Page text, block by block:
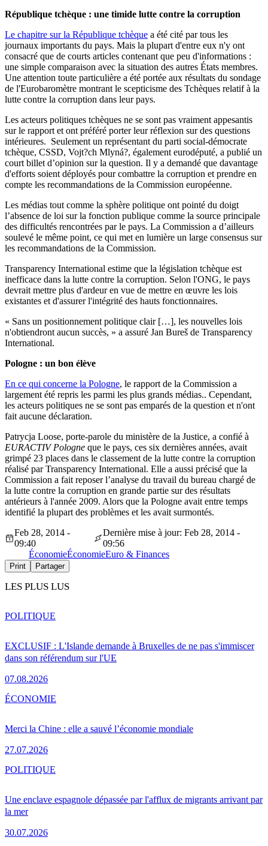
République tchèque : une timide lutte contre la corruption
Le chapitre sur la République tchèque a été cité par tous les
journaux importants du pays. Mais la plupart d'entre eux n'y ont
consacré que de courts articles contenant que peu d'informations :
une simple comparaison avec la situation des autres États membres.
Une attention toute particulière a été portée aux résultats du sondage
de l'Eurobaromètre montrant le scepticisme des Tchèques relatif à la
lutte contre la corruption dans leur pays.
Les acteurs politiques tchèques ne se sont pas vraiment appesantis
sur le rapport et ont préféré porter leur réflexion sur des questions
intérieures. Seulement un représentant du parti social-démocrate
tchèque, CSSD, Vojt?ch Mlyná?, également eurodéputé, a publié un
court billet d’opinion sur la question. Il y a demandé que davantage
d'efforts soient déployés pour combattre la corruption et prendre en
compte les recommandations de la Commission européenne.
Les médias tout comme la sphère politique ont pointé du doigt
l’absence de loi sur la fonction publique comme la source principale
des difficultés rencontrées par le pays. La Commission a d’ailleurs
soulevé le même point, ce qui met en lumière un large consensus sur
les recommandations de la Commission.
Transparency International estime que la législation tchèque est
inefficace dans la lutte contre la corruption. Selon l'ONG, le pays
devrait mettre plus d'ardeur en vue de mettre en œuvre les lois
existantes et d'assurer l'intégrité des hauts fonctionnaires.
« Sans un positionnement politique clair […], les nouvelles lois
n'obtiendront aucun succès, » a assuré Jan Bureš de Transparency
International.
Pologne : un bon élève
En ce qui concerne la Pologne, le rapport de la Commission a
largement été repris les parmi les plus grands médias.. Cependant,
les acteurs politiques ne se sont pas emparés de la question et n'ont
fait aucune déclaration.
Patrycja Loose, porte-parole du ministère de la Justice, a confié à
EURACTIV Pologne que le pays, ces six dernières années, avait
grimpé 23 places dans le classement de la lutte contre la corruption
réalisé par Transparency International. Elle a aussi précisé que la
Commission a fait reposer l’analyse du travail du bureau chargé de
la lutte contre la corruption en grande partie sur des résultats
antérieurs à l'année 2009. Alors que la Pologne avait entre temps
identifié la plupart des problèmes et les avait surmontés.
Feb 28, 2014 -
09:40
Dernière mise à jour: Feb 28, 2014 -
09:56
ÉconomieÉconomieEuro & Finances
Print Partager
LES PLUS LUS
EXCLUSIF : L'Islande demande à Bruxelles de ne pas s'immiscer
dans son référendum sur l'UE
07.08.2026
POLITIQUE
Merci la Chine : elle a sauvé l’économie mondiale
27.07.2026
ÉCONOMIE
Une enclave espagnole dépassée par l'afflux de migrants arrivant par
la mer
30.07.2026
POLITIQUE